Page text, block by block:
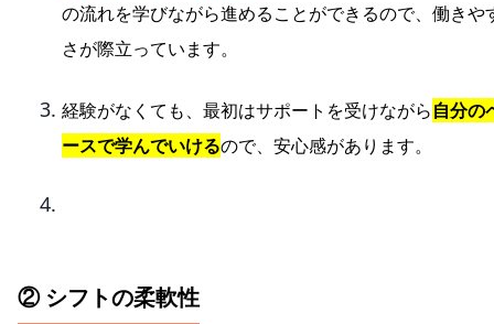
の流れを学びながら進めることができるので、働きや
さが際立っています。
経験がなくても、最初はサポートを受けながら自分の
ースで学んでいけるので、安心感があります。
② シフトの柔軟性